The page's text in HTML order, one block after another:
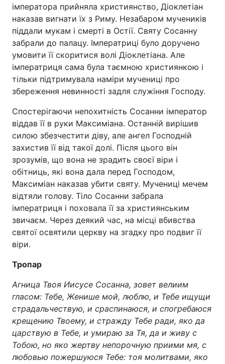
імператора прийняла християнство, Діоклетіан
наказав вигнати їх з Риму. Незабаром мучеників
піддали мукам і смерті в Остії. Святу Сосанну
забрали до палацу. Імператриці було доручено
умовити її скоритися волі Діоклетіана. Але
імператриця сама була таємною християнкою і
тільки підтримувала наміри мучениці про
збереження невинності задля служіння Господу.
Спостерігаючи непохитність Сосанни імператор
віддав її в руки Максиміана. Останній вирішив
силою збезчестити діву, але ангел Господній
захистив її від такої долі. Після цього він
зрозумів, що вона не зрадить своєї віри і
обітниць, які вона дала перед Господом,
Максиміан наказав убити святу. Мучениці мечем
відтяли голову. Тіло Сосанни забрала
імператриця і поховала її за християнським
звичаєм. Через деякий час, на місці вбивства
святої освятили церкву на згадку про подвиг її
віри.
Тропар
Агница Твоя Иисусе Сосанна, зовет велиим
гласом: Тебе, Женише мой, люблю, и Тебе ищущи
страдальчествую, и сраспинаюся, и спогребаюся
крещению Твоему, и стражду Тебе ради, яко да
царствую в Тебе, и умираю за Тя, да и живу с
Тобою, но яко жертву непорочную приими мя, с
любовью пожершуюся Тебе: тоя молитвами, яко